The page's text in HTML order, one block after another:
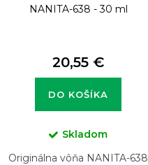
NANITA-638 - 30 ml
20,55 €
DO KOŠÍKA
Skladom
Originálna vôňa NANITA-638